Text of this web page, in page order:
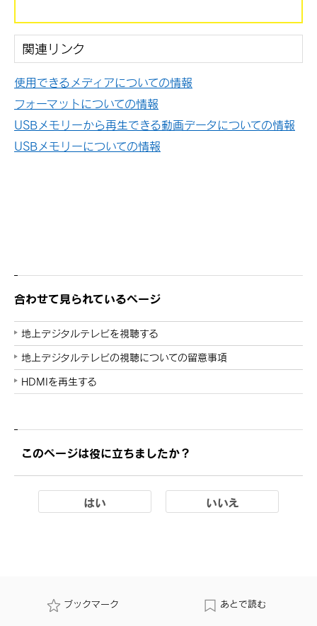
関連リンク
使用できるメディアについての情報
フォーマットについての情報
USBメモリーから再生できる動画データについての情報
USBメモリーについての情報
合わせて見られているページ
地上デジタルテレビを視聴する
地上デジタルテレビの視聴についての留意事項
HDMIを再生する
このページは役に立ちましたか？
はい いいえ
ブックマーク あとで読む